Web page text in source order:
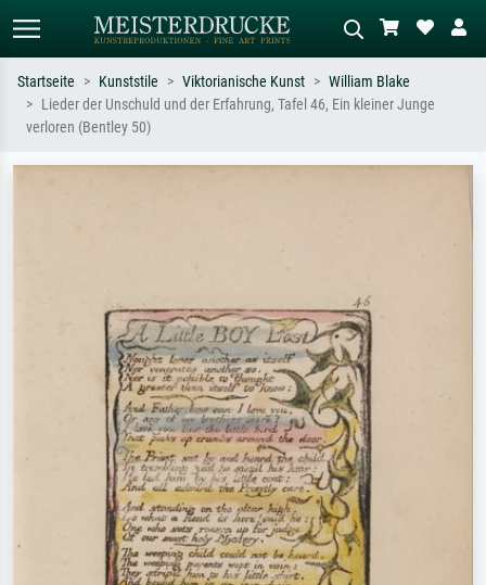
Standardsuche
Startseite Kunststile Viktorianische Kunst
William Blake
Lieder der Unschuld und der Erfahrung, Tafel 46, Ein kleiner Junge
verloren (Bentley 50)